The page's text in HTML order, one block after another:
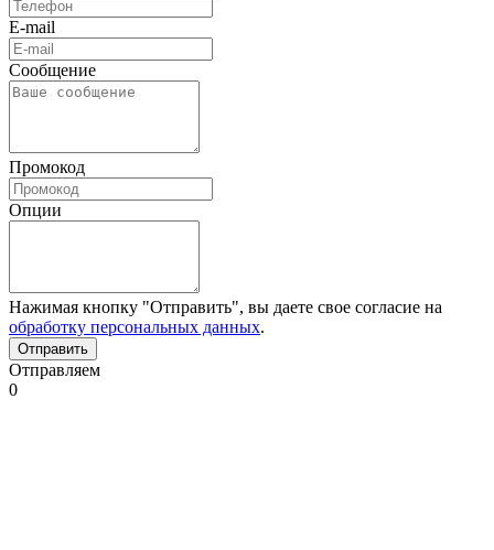
E-mail
Сообщение
Промокод
Опции
Нажимая кнопку "Отправить", вы даете свое согласие на
обработку персональных данных.
Отправляем
0